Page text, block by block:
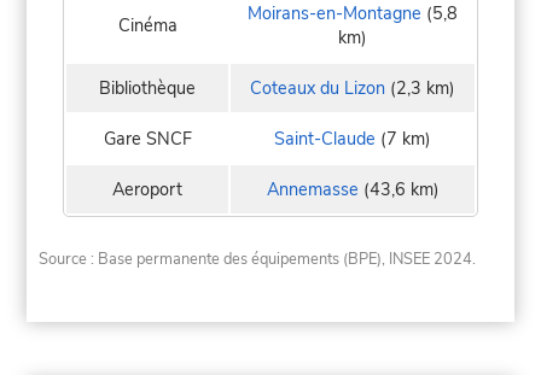
Cinéma Moirans-en-Montagne (5,8
km)
Bibliothèque Coteaux du Lizon (2,3 km)
Gare SNCF Saint-Claude (7 km)
Aeroport Annemasse (43,6 km)
Source : Base permanente des équipements (BPE), INSEE 2024.